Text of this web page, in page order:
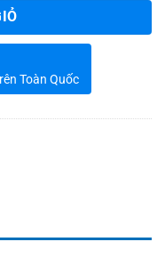
Toàn Quốc